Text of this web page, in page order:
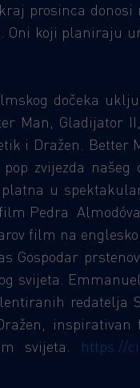
prosinca
koji planiraju
dočeka
Man, Gladijator
i Dražen. Better
zvijezda
u
Pedra
film na
Gospodar
svijeta.
redatelja
inspirativan
svijeta. https://